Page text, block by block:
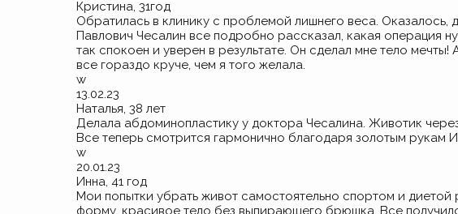
Кристина, 31год
Обратилась в клинику с проблемой лишнего веса. Оказалось,
Павлович Чесалин все подробно рассказал, какая операция
так спокоен и уверен в результате. Он сделал мне тело
все гораздо круче, чем я того желала.
w
13.02.23
Наталья, 38 лет
Делала абдоминопластику у доктора Чесалина. Животик
Все теперь смотрится гармонично благодаря золотым рукам
w
20.01.23
Инна, 41 год
Мои попытки убрать живот самостоятельно спортом и
форму, красивое тело без выпирающего брюшка. Все